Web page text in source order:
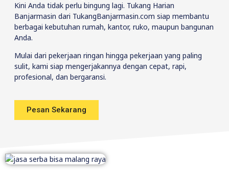
Kini Anda tidak perlu bingung lagi. Tukang Harian
Banjarmasin dari TukangBanjarmasin.com siap membantu
berbagai kebutuhan rumah, kantor, ruko, maupun bangunan
Anda.
Mulai dari pekerjaan ringan hingga pekerjaan yang paling
sulit, kami siap mengerjakannya dengan cepat, rapi,
profesional, dan bergaransi.
Pesan Sekarang